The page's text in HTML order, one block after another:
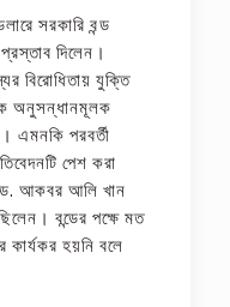
সরকারি বন্ড
দিলেন।
বিরোধিতায় যুক্তি
অনুসন্ধানমূলক
এমনকি পরবর্তী
পেশ করা
ড. আকবর আলি খান
বন্ডের পক্ষে মত
হয়নি বলে